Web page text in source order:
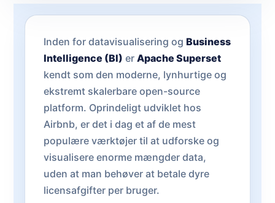
Inden for datavisualisering og Business
Intelligence (BI) er Apache Superset
kendt som den moderne, lynhurtige og
ekstremt skalerbare open-source
platform. Oprindeligt udviklet hos
Airbnb, er det i dag et af de mest
populære værktøjer til at udforske og
visualisere enorme mængder data,
uden at man behøver at betale dyre
licensafgifter per bruger.